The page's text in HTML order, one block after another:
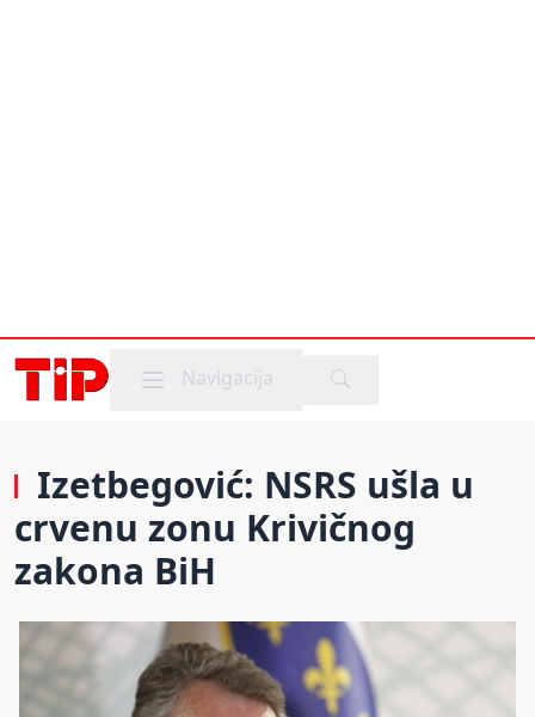
Mobile menu
Navigacija
Izetbegović: NSRS ušla u
crvenu zonu Krivičnog
zakona BiH